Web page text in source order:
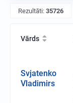
Rezultāti: 35726
Vārds
Svjatenko
Vladimirs